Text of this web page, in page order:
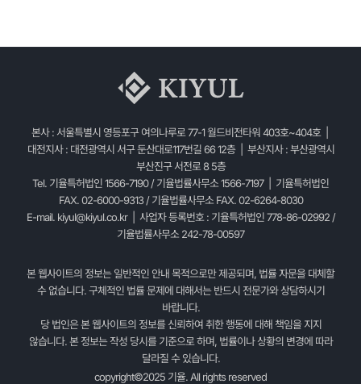
본사 : 서울특별시 영등포구 여의나루로 77-1 월드비전타워 403호~404호 |
대전지사 : 대전광역시 서구 둔산대로117번길 66 12층 | 부산지사 : 부산광역시
부산진구 서전로 8 5층
Tel. 기율특허법인 1566-7190 / 기율법률사무소 1566-7197 | 기율특허법인
FAX. 02-6000-9313 / 기율법률사무소 FAX. 02-6264-8030
E-mail. kiyul@kiyul.co.kr| 사업자 등록번호 : 기율특허법인 778-86-02992 /
기율법률사무소 242-78-00597
본 웹사이트의 정보는 일반적인 안내 목적으로만 제공되며, 법률 자문을 대체할
수 없습니다. 구체적인 법률 문제에 대해서는 반드시 전문가와 상담하시기
바랍니다.
당 법인은 본 웹사이트의 정보를 신뢰하여 취한 행동에 대해 책임을 지지
않습니다. 본 정보는 작성 당시를 기준으로 하며, 법률이나 상황의 변경에 따라
달라질 수 있습니다.
copyright©2025 기율. All rights reserved